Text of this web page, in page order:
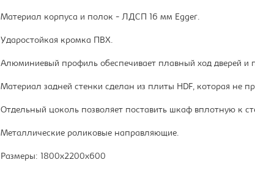
Материал корпуса и полок - ЛДСП 16 мм Egger.
Ударостойкая кромка ПВХ.
Алюминиевый профиль обеспечивает плавный ход дверей и
Материал задней стенки сделан из плиты HDF, которая не
Отдельный цоколь позволяет поставить шкаф вплотную к
Металлические роликовые направляющие.
Размеры: 1800х2200х600